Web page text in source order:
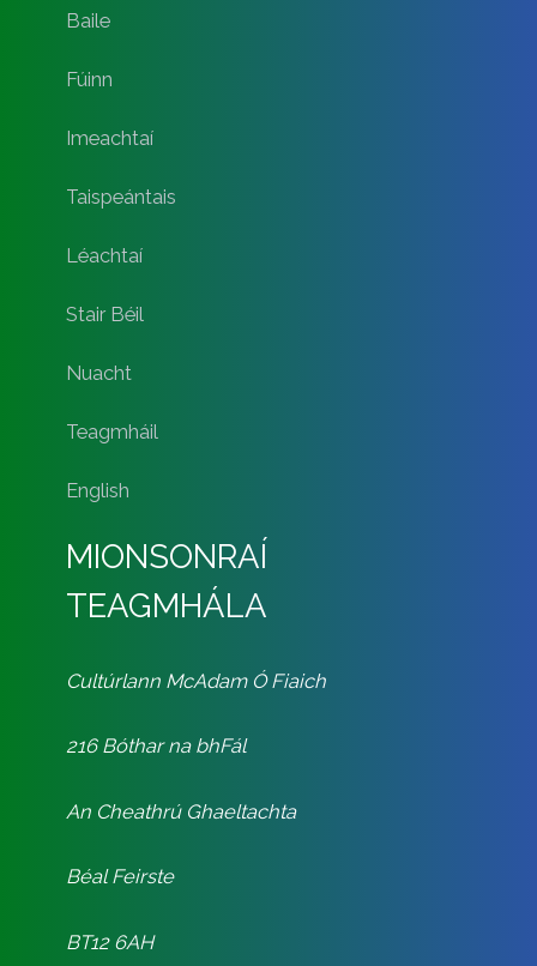
Baile
Fúinn
Imeachtaí
Taispeántais
Léachtaí
Stair Béil
Nuacht
Teagmháil
English
MIONSONRAÍ
TEAGMHÁLA
Cultúrlann McAdam Ó Fiaich
216 Bóthar na bhFál
An Cheathrú Ghaeltachta
Béal Feirste
BT12 6AH